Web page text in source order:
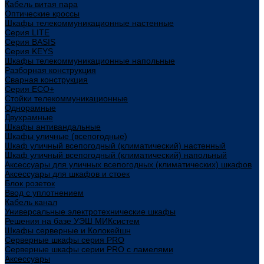
Кабель витая пара
Оптические кроссы
Шкафы телекоммуникационные настенные
Cерия LITE
Cерия BASIS
Cерия KEYS
Шкафы телекоммуникационные напольные
Разборная конструкция
Сварная конструкция
Серия ECO+
Стойки телекоммуникационные
Однорамные
Двухрамные
Шкафы антивандальные
Шкафы уличные (всепогодные)
Шкаф уличный всепогодный (климатический) настенный
Шкаф уличный всепогодный (климатический) напольный
Аксессуары для уличных всепогодных (климатических) шкафов
Аксессуары для шкафов и стоек
Блок розеток
Ввод с уплотнением
Кабель канал
Универсальные электротехнические шкафы
Решения на базе УЭШ МИКсистем
Шкафы серверные и Колокейшн
Серверные шкафы серия PRO
Серверные шкафы серии PRO с ламелями
Аксессуары